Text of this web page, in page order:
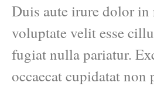
Duis aute irure dolor in
voluptate velit esse
fugiat nulla pariatur.
occaecat cupidatat